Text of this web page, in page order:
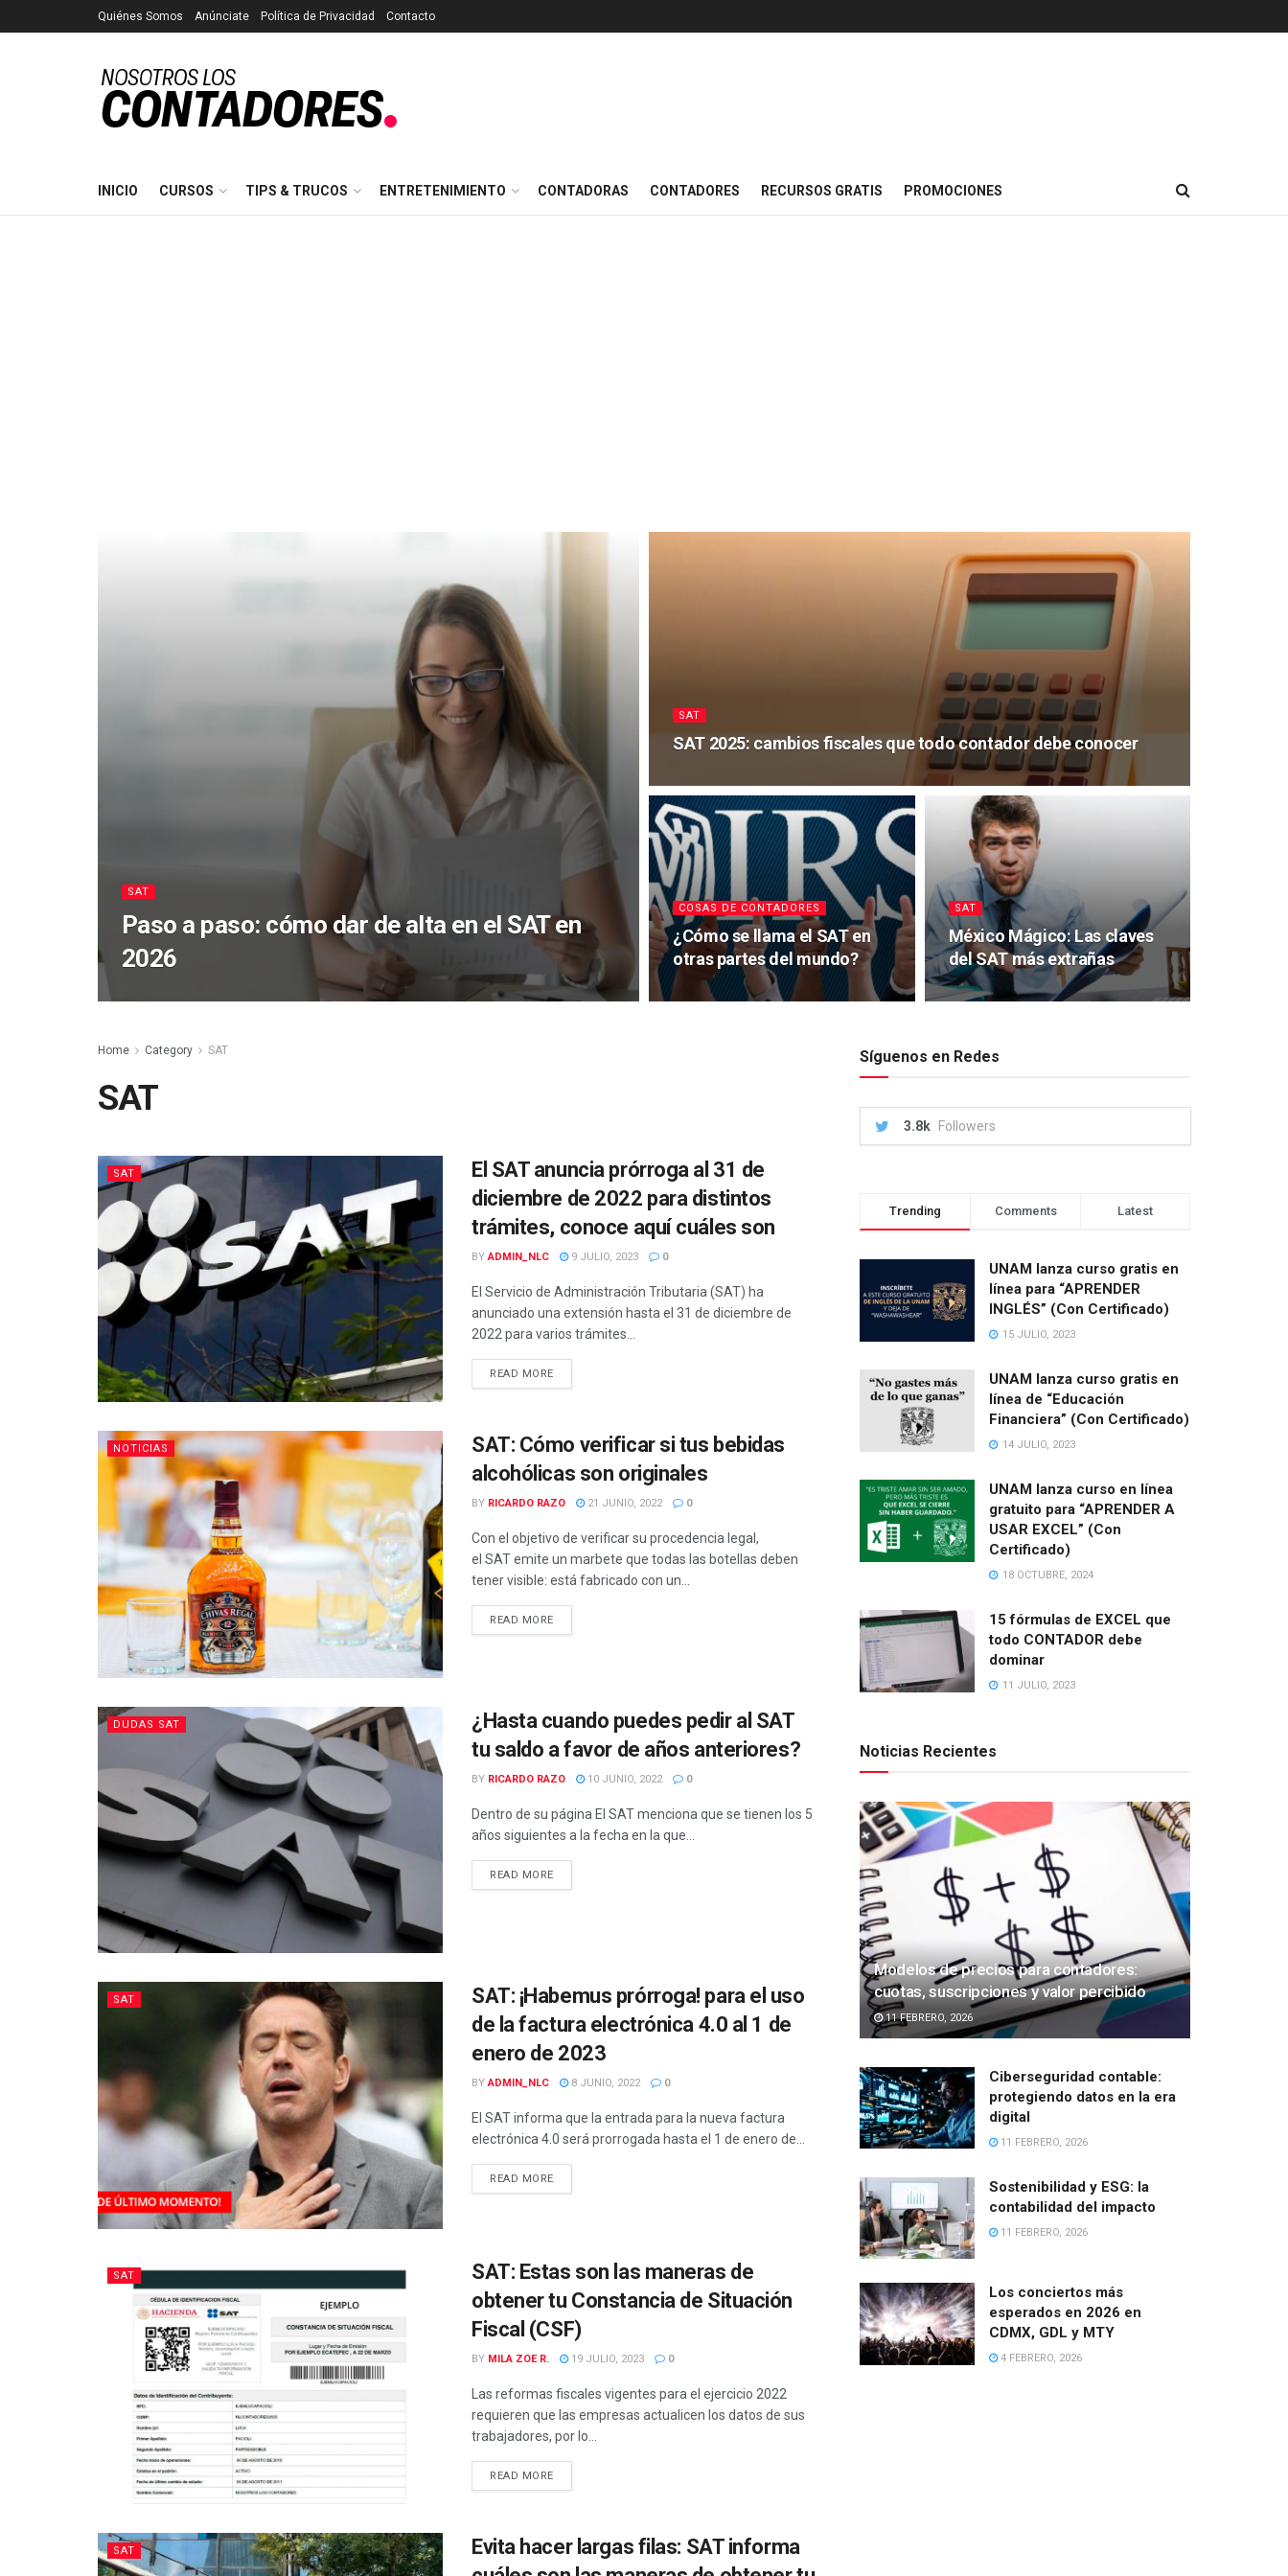
Quiénes Somos Anúnciate Política de Privacidad Contacto
INICIO CURSOS TIPS & TRUCOS ENTRETENIMIENTO CONTADORAS CONTADORES RECURSOS GRATIS PROMOCIONES
SAT
Paso a paso: cómo dar de alta en el SAT en
2026
SAT
SAT 2025: cambios fiscales que todo contador debe conocer
COSAS DE CONTADORES
¿Cómo se llama el SAT en
otras partes del mundo?
SAT
México Mágico: Las claves
del SAT más extrañas
Home Category SAT
SAT
SAT
El SAT anuncia prórroga al 31 de
diciembre de 2022 para distintos
trámites, conoce aquí cuáles son
BY ADMIN_NLC 9 JULIO, 2023 0
El Servicio de Administración Tributaria (SAT) ha
anunciado una extensión hasta el 31 de diciembre de
2022 para varios trámites...
READ MORE
NOTICIAS
SAT: Cómo verificar si tus bebidas
alcohólicas son originales
BY RICARDO RAZO 21 JUNIO, 2022 0
Con el objetivo de verificar su procedencia legal,
el SAT emite un marbete que todas las botellas deben
tener visible: está fabricado con un...
READ MORE
DUDAS SAT
¿Hasta cuando puedes pedir al SAT
tu saldo a favor de años anteriores?
BY RICARDO RAZO 10 JUNIO, 2022 0
Dentro de su página El SAT menciona que se tienen los 5
años siguientes a la fecha en la que...
READ MORE
SAT
SAT: ¡Habemus prórroga! para el uso
de la factura electrónica 4.0 al 1 de
enero de 2023
BY ADMIN_NLC 8 JUNIO, 2022 0
El SAT informa que la entrada para la nueva factura
electrónica 4.0 será prorrogada hasta el 1 de enero de...
READ MORE
SAT
SAT: Estas son las maneras de
obtener tu Constancia de Situación
Fiscal (CSF)
BY MILA ZOE R. 19 JULIO, 2023 0
Las reformas fiscales vigentes para el ejercicio 2022
requieren que las empresas actualicen los datos de sus
trabajadores, por lo...
READ MORE
SAT
Evita hacer largas filas: SAT informa
Síguenos en Redes
3.8k Followers
Trending Comments Latest
UNAM lanza curso gratis en
línea para “APRENDER
INGLÉS” (Con Certificado)
15 JULIO, 2023
UNAM lanza curso gratis en
línea de “Educación
Financiera” (Con Certificado)
14 JULIO, 2023
UNAM lanza curso en línea
gratuito para “APRENDER A
USAR EXCEL” (Con
Certificado)
18 OCTUBRE, 2024
15 fórmulas de EXCEL que
todo CONTADOR debe
dominar
11 JULIO, 2023
Noticias Recientes
Modelos de precios para contadores:
cuotas, suscripciones y valor percibido
11 FEBRERO, 2026
Ciberseguridad contable:
protegiendo datos en la era
digital
11 FEBRERO, 2026
Sostenibilidad y ESG: la
contabilidad del impacto
11 FEBRERO, 2026
Los conciertos más
esperados en 2026 en
CDMX, GDL y MTY
4 FEBRERO, 2026